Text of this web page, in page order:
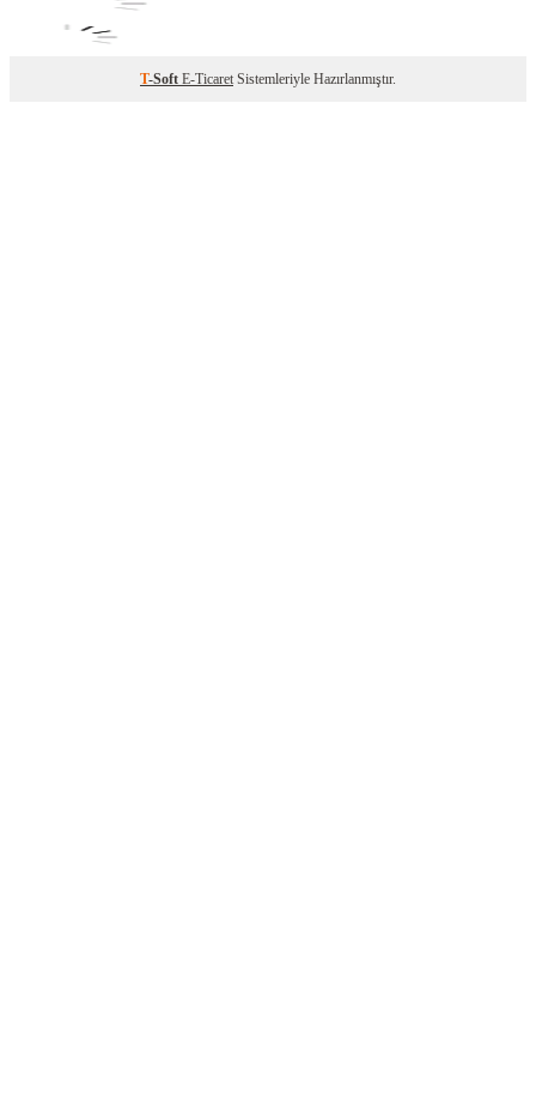
T-Soft E-Ticaret Sistemleriyle Hazırlanmıştır.